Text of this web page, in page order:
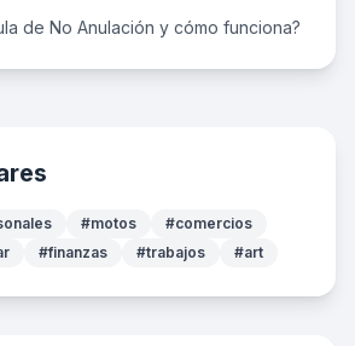
de No Anulación y cómo funciona?
#motos
#comercios
#finanzas #trabajos #art